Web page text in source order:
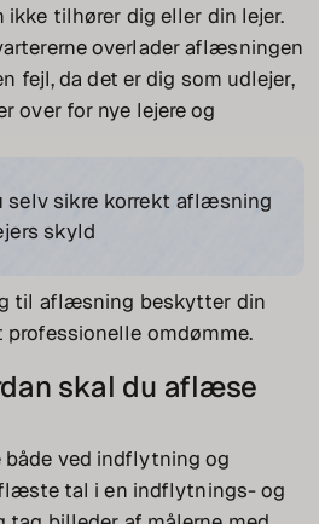
tilhører dig eller din lejer.
overlader aflæsningen
fejl, da det er dig som udlejer,
over for nye lejere og
selv sikre korrekt aflæsning
skyld
til aflæsning beskytter din
omdømme.
skal du aflæse
ved indflytning og
tal i en indflytnings- og